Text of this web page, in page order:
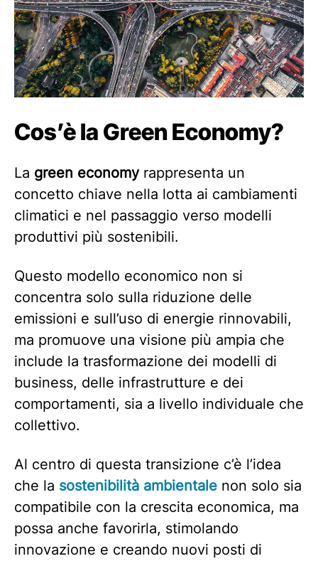
Cos’è la Green Economy?
La green economyrappresenta un
concetto chiave nella lotta ai cambiamenti
climatici e nel passaggio verso modelli
produttivi più sostenibili.
Questo modello economico non si
concentra solo sulla riduzione delle
emissioni e sull’uso di energie rinnovabili,
ma promuove una visione più ampia che
include la trasformazione dei modelli di
business, delle infrastrutture e dei
comportamenti, sia a livello individuale che
collettivo.
Al centro di questa transizione c’è l’idea
che la sostenibilità ambientale non solo sia
compatibile con la crescita economica, ma
possa anche favorirla, stimolando
innovazione e creando nuovi posti di